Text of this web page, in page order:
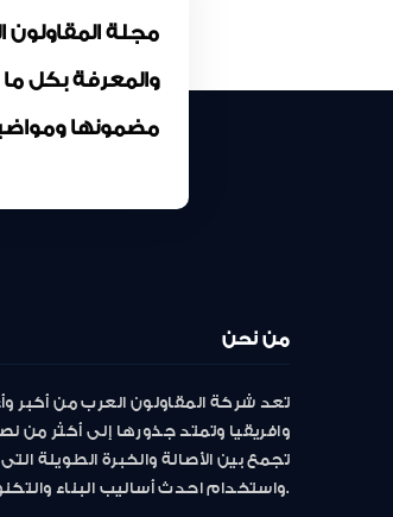
والمعرفة بكل
مضمونها
من نحن
تعد شركة المقاولون العرب من أكبر
وافريقيا وتمتد جذورها إلى أكثر
تجمع بين الأصالة والخبرة الطويلة
واستخدام احدث أساليب البناء والتكنولوجيا.